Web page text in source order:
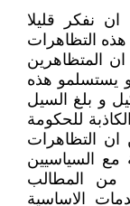
ان نفكر قليلا
هذه التظاهرات
المتظاهرين
يستسلمو هذه
و بلغ السيل
للحكومة
التظاهرات
مع السياسيين
من المطالب
الاساسية